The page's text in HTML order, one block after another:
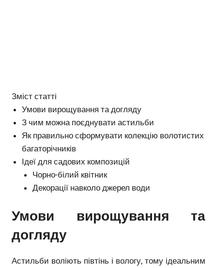
Зміст статті
Умови вирощування та догляду
З чим можна поєднувати астильби
Як правильно сформувати колекцію волотистих
багаторічників
Ідеї ​​для садових композицій
Чорно-білий квітник
Декорації навколо джерел води
Умови вирощування та
догляду
Астильби воліють півтінь і вологу, тому ідеальним